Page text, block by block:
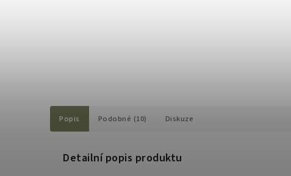
Popis Podobné (10) Diskuze
Detailní popis produktu